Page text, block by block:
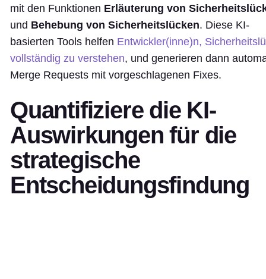
mit den Funktionen Erläuterung von
und Behebung von Sicherheitslücken. Diese KI-
basierten Tools helfen Entwickler(inne)n,
vollständig zu verstehen, und generieren dann
Merge Requests mit vorgeschlagenen Fixes.
Quantifiziere die KI-
Auswirkungen für die
strategische
Entscheidungsfindung